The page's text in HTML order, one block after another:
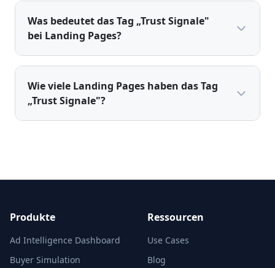
Was bedeutet das Tag „Trust Signale"
bei Landing Pages?
Wie viele Landing Pages haben das Tag
„Trust Signale"?
Produkte
Ad Intelligence Dashboard
Buyer Simulation
Ressourcen
Use Cases
Blog